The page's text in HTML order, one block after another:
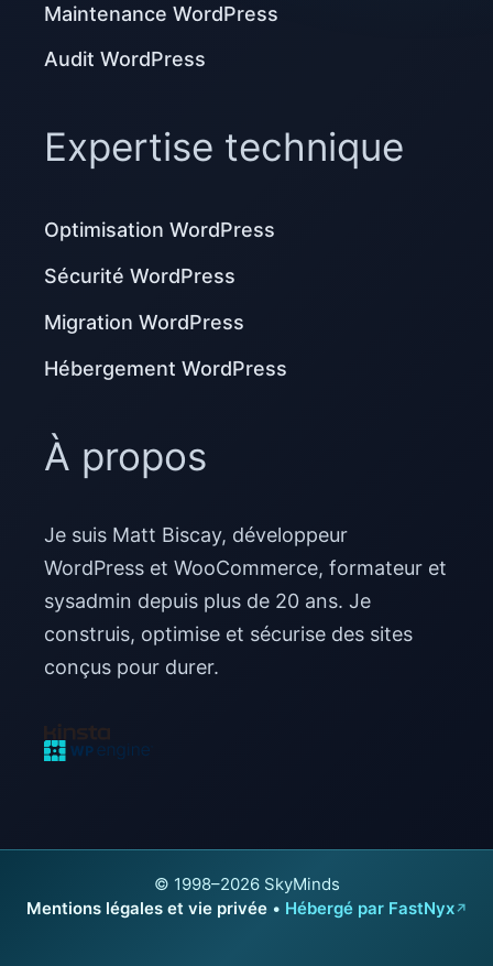
Maintenance WordPress
Audit WordPress
Expertise technique
Optimisation WordPress
Sécurité WordPress
Migration WordPress
Hébergement WordPress
À propos
Je suis Matt Biscay, développeur
WordPress et WooCommerce, formateur et
sysadmin depuis plus de 20 ans. Je
construis, optimise et sécurise des sites
conçus pour durer.
© 1998–2026 SkyMinds
Mentions légales et vie privée • Hébergé par FastNyx